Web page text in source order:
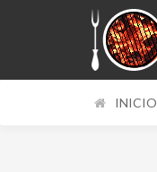
INICIO